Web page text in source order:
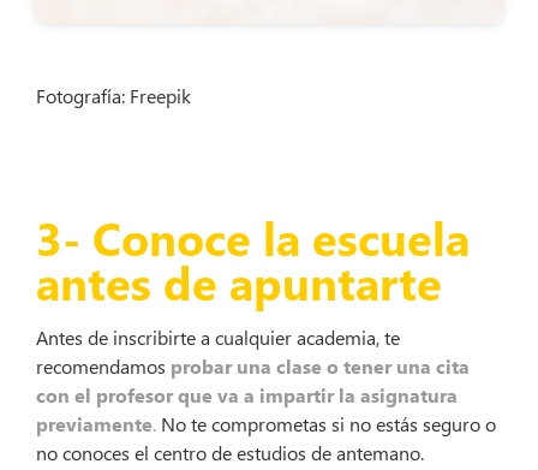
Fotografía: Freepik
3- Conoce la escuela
antes de apuntarte
Antes de inscribirte a cualquier academia, te
recomendamos probar una clase o tener una cita
con el profesor que va a impartir la asignatura
previamente. No te comprometas si no estás seguro o
no conoces el centro de estudios de antemano.